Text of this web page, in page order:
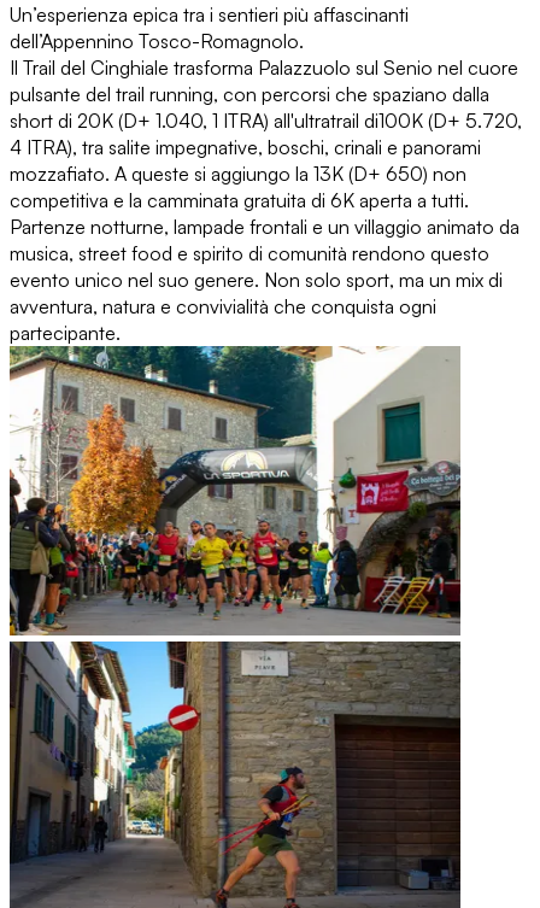
Un’esperienza epica tra i sentieri più affascinanti
dell’Appennino Tosco-Romagnolo.
Il Trail del Cinghiale trasforma Palazzuolo sul Senio nel cuore
pulsante del trail running, con percorsi che spaziano dalla
short di 20K (D+ 1.040, 1 ITRA) all'ultratrail di100K (D+ 5.720,
4 ITRA), tra salite impegnative, boschi, crinali e panorami
mozzafiato. A queste si aggiungo la 13K (D+ 650) non
competitiva e la camminata gratuita di 6K aperta a tutti.
Partenze notturne, lampade frontali e un villaggio animato da
musica, street food e spirito di comunità rendono questo
evento unico nel suo genere. Non solo sport, ma un mix di
avventura, natura e convivialità che conquista ogni
partecipante.